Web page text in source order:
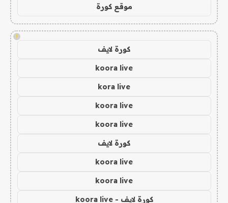
موقع كورة
!
كورة لايف
koora live
kora live
koora live
koora live
كورة لايف
koora live
koora live
كورة لايف - koora live